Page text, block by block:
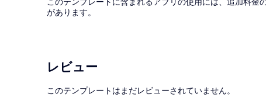
があります。
レビュー
このテンプレートはまだレビューされていません。